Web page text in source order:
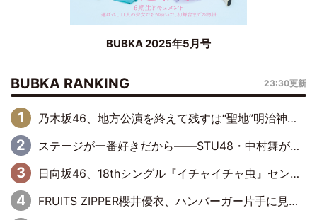
BUBKA 2025年5月号
BUBKA RANKING 23:30更新
乃木坂46、地方公演を終えて残すは“聖地”明治神宮野球場！ 最終の福岡公演では吉田綾乃クリスティーの『卒業セレモニー』を開催
ステージが一番好きだから――STU48・中村舞が描く“これからの私”
日向坂46、18thシングル『イチャイチャ虫』センターは正源司陽子に決定& 佐藤優羽や平岡海月など、“ひなた坂46”からの選抜入りも注目！
FRUITS ZIPPER櫻井優衣、ハンバーガー片手に見せた笑顔がかわい過ぎる…「国宝級の美しさ」「モグモグ美女」「この笑顔は反則過ぎる」